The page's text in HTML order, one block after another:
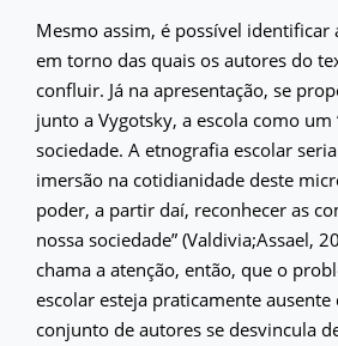
Mesmo assim, é possível identificar
em torno das quais os autores do
confluir. Já na apresentação, se
junto a Vygotsky, a escola como um
sociedade. A etnografia escolar
imersão na cotidianidade deste
poder, a partir daí, reconhecer as
nossa sociedade” (Valdivia;Assael,
chama a atenção, então, que o
escolar esteja praticamente ausente
conjunto de autores se desvincula